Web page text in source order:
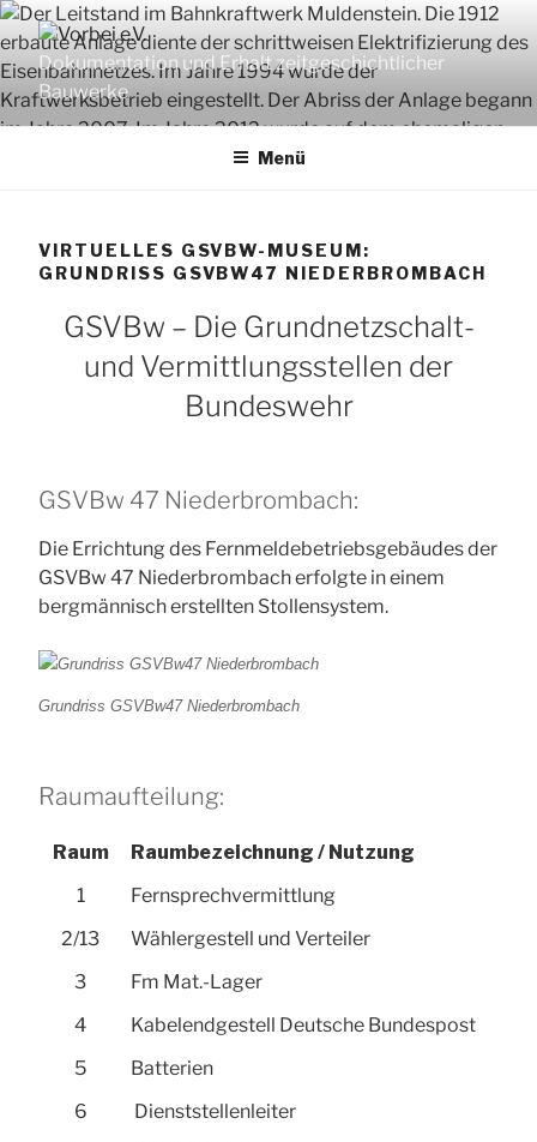
Zum
Inhalt
springenDokumentation und Erhalt zeitgeschichtlicher
Bauwerke
Menü
VIRTUELLES GSVBW-MUSEUM:
GRUNDRISS GSVBW47 NIEDERBROMBACH
GSVBw – Die Grundnetzschalt-
und Vermittlungsstellen der
Bundeswehr
GSVBw 47 Niederbrombach:
Die Errichtung des Fernmeldebetriebsgebäudes der
GSVBw 47 Niederbrombach erfolgte in einem
bergmännisch erstellten Stollensystem.
Grundriss GSVBw47 Niederbrombach
Raumaufteilung:
Raum
Raumbezeichnung / Nutzung
1
Fernsprechvermittlung
2/13
Wählergestell und Verteiler
3
Fm Mat.-Lager
4
Kabelendgestell Deutsche Bundespost
5
Batterien
6
Dienststellenleiter